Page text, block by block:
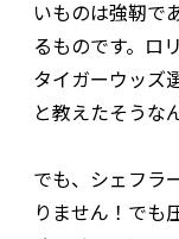
いものは強靭で
るものです。ロ
タイガーウッズ
と教えたそうな
でも、シェフラ
りません！でも